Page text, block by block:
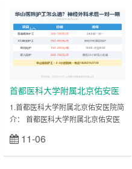
位服务内容。例如，是否需要24小
时不间断的一对一陪护？患者是否有
特殊的医疗护理需……
上海病人陪
护
首都医科大学附属北京佑安医
院护工服务–24小时一对一病人
陪护
1.首都医科大学附属北京佑安医院简
介： 首都医科大学附属北京佑安医
关性疾病群体为主要服务对象和重点
学科，集预防、医疗、保健、康复为
11-06